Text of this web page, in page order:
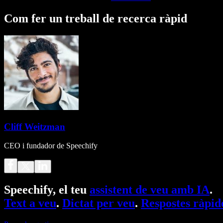
Com fer un treball de recerca ràpid
Cliff Weitzman
CEO i fundador de Speechify
Speechify, el teu assistent de veu amb IA.
Text a veu. Dictat per veu. Respostes